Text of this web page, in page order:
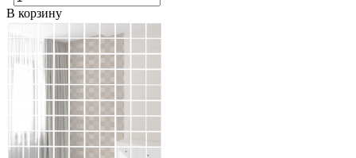
В корзину